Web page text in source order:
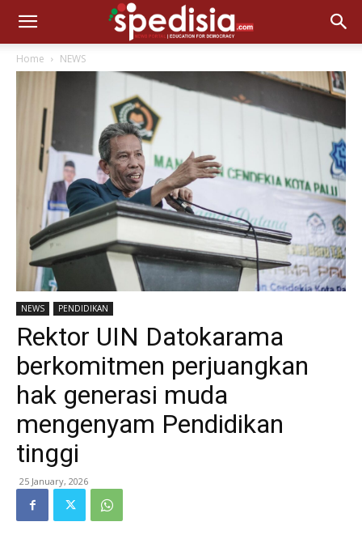
Home NEWS
NEWS PENDIDIKAN
Rektor UIN Datokarama
berkomitmen perjuangkan
hak generasi muda
mengenyam Pendidikan
tinggi
25 January, 2026